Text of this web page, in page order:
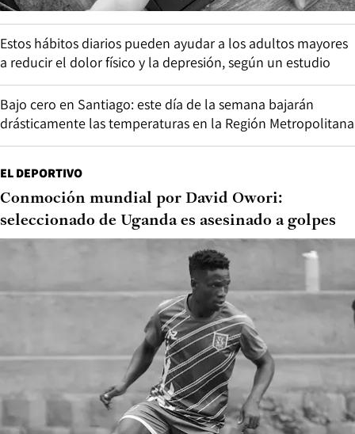
Estos hábitos diarios pueden ayudar a los adultos mayores
a reducir el dolor físico y la depresión, según un estudio
Bajo cero en Santiago: este día de la semana bajarán
drásticamente las temperaturas en la Región Metropolitana
EL DEPORTIVO
Conmoción mundial por David Owori:
seleccionado de Uganda es asesinado a golpes